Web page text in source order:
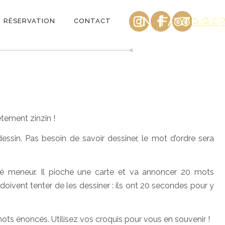
RÉSERVATION CONTACT INSTAGRAM
zinzin !
Pas besoin de savoir dessiner, le mot d’ordre sera
meneur. Il pioche une carte et va annoncer 20 mots
tenter de les dessiner : ils ont 20 secondes pour y
énoncés. Utilisez vos croquis pour vous en souvenir !